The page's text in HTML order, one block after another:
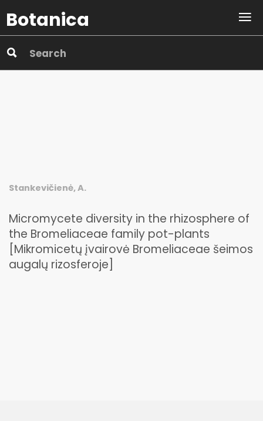
Botanica
Stankevičienė, A.
Micromycete diversity in the rhizosphere of
the Bromeliaceae family pot-plants
[Mikromicetų įvairovė Bromeliaceae šeimos
augalų rizosferoje]